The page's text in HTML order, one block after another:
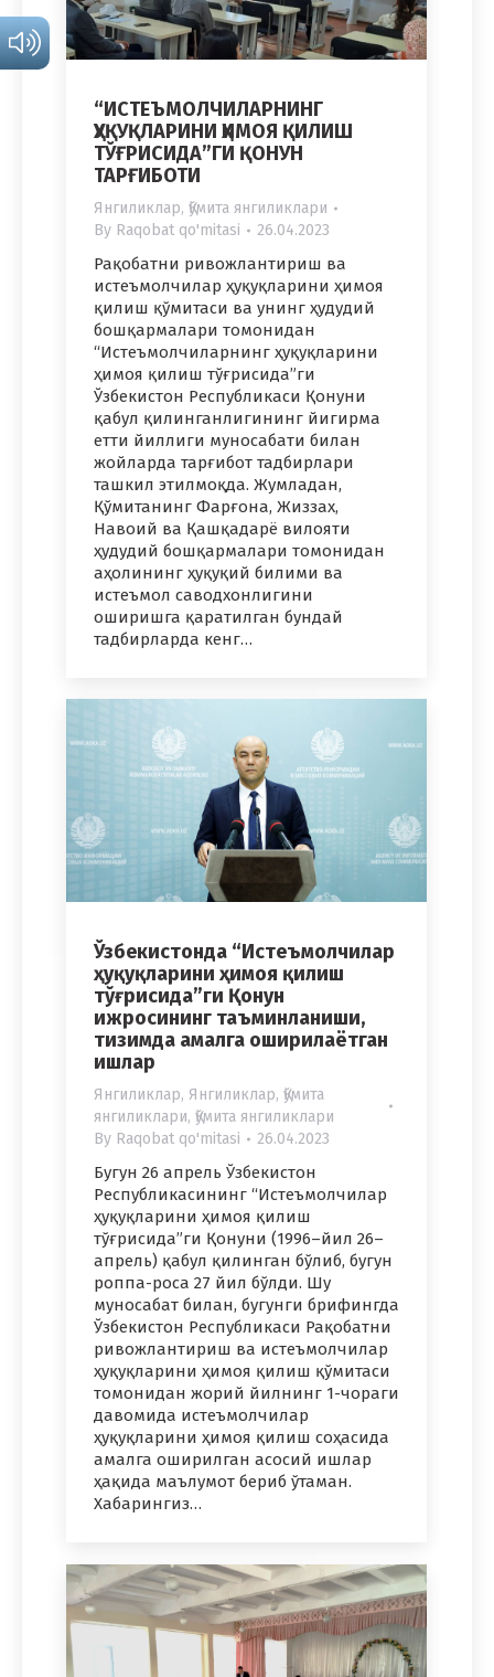
“ИСТEЪМОЛЧИЛАРНИНГ
ҲУҚУҚЛАРИНИ ҲИМОЯ ҚИЛИШ
ТЎҒРИСИДА”ГИ ҚОНУН
ТАРҒИБОТИ
Янгиликлар, Қўмита янгиликлари
By Raqobat qo'mitasi 26.04.2023
Рақобатни ривожлантириш ва
истеъмолчилар ҳуқуқларини ҳимоя
қилиш қўмитаси ва унинг ҳудудий
бошқармалари томонидан
“Истеъмолчиларнинг ҳуқуқларини
ҳимоя қилиш тўғрисида”ги
Ўзбекистон Республикаси Қонуни
қабул қилинганлигининг йигирма
етти йиллиги муносабати билан
жойларда тарғибот тадбирлари
ташкил этилмоқда. Жумладан,
Қўмитанинг Фарғона, Жиззах,
Навоий ва Қашқадарё вилояти
ҳудудий бошқармалари томонидан
аҳолининг ҳуқуқий билими ва
истеъмол саводхонлигини
оширишга қаратилган бундай
тадбирларда кенг…
Ўзбекистонда “Истеъмолчилар
ҳуқуқларини ҳимоя қилиш
тўғрисида”ги Қонун
ижросининг таъминланиши,
тизимда амалга оширилаётган
ишлар
Янгиликлар, Янгиликлар, Қўмита
янгиликлари, Қўмита янгиликлари
By Raqobat qo'mitasi 26.04.2023
Бугун 26 апрель Ўзбекистон
Республикасининг “Истеъмолчилар
ҳуқуқларини ҳимоя қилиш
тўғрисида”ги Қонуни (1996–йил 26–
апрель) қабул қилинган бўлиб, бугун
роппа-роса 27 йил бўлди. Шу
муносабат билан, бугунги брифингда
Ўзбекистон Республикаси Рақобатни
ривожлантириш ва истеъмолчилар
ҳуқуқларини ҳимоя қилиш қўмитаси
томонидан жорий йилнинг 1-чораги
давомида истеъмолчилар
ҳуқуқларини ҳимоя қилиш соҳасида
амалга оширилган асосий ишлар
ҳақида маълумот бериб ўтаман.
Хабарингиз…